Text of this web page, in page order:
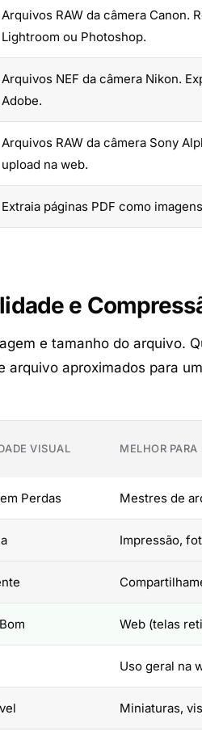
Arquivos RAW da câmera Canon.
Lightroom ou Photoshop.
Arquivos NEF da câmera Nikon.
Adobe.
Arquivos RAW da câmera Sony
upload na web.
Extraia páginas PDF como
e
e tamanho do arquivo.
aproximados para
VISUAL MELHOR PARA
Perdas Mestres de
Impressão,
Web (telas
Uso geral na
Miniaturas,